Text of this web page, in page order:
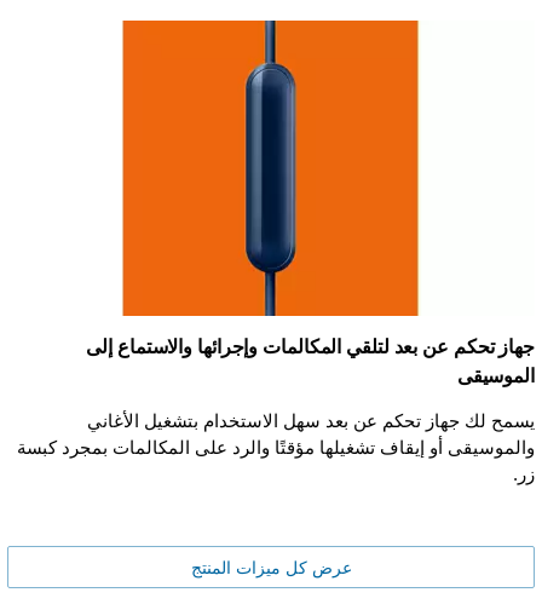
جهاز تحكم عن بعد لتلقي المكالمات وإجرائها والاستماع إلى
الموسيقى
يسمح لك جهاز تحكم عن بعد سهل الاستخدام بتشغيل الأغاني
والموسيقى أو إيقاف تشغيلها مؤقتًا والرد على المكالمات بمجرد كبسة
زر.
عرض كل ميزات المنتج